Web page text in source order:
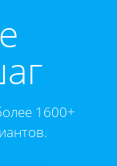
1600+